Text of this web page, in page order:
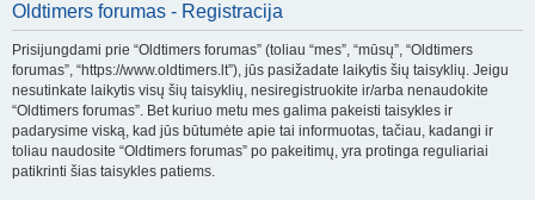
Oldtimers forumas - Registracija
Prisijungdami prie “Oldtimers forumas” (toliau “mes”, “mūsų”, “Oldtimers
forumas”, “https://www.oldtimers.lt”), jūs pasižadate laikytis šių taisyklių. Jeigu
nesutinkate laikytis visų šių taisyklių, nesiregistruokite ir/arba nenaudokite
“Oldtimers forumas”. Bet kuriuo metu mes galima pakeisti taisykles ir
padarysime viską, kad jūs būtumėte apie tai informuotas, tačiau, kadangi ir
toliau naudosite “Oldtimers forumas” po pakeitimų, yra protinga reguliariai
patikrinti šias taisykles patiems.